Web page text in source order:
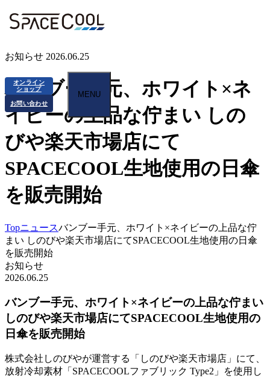
オンライン
ショップ
お問い合わせ
MENU
お知らせ 2026.06.25
バンブー手元、ホワイト×ネ
イビーの上品な佇まい しの
びや楽天市場店にて
SPACECOOL生地使用の日傘
を販売開始
Topニュースバンブー手元、ホワイト×ネイビーの上品な佇
まい しのびや楽天市場店にてSPACECOOL生地使用の日傘
を販売開始
お知らせ
2026.06.25
バンブー手元、ホワイト×ネイビーの上品な佇まい
しのびや楽天市場店にてSPACECOOL生地使用の
日傘を販売開始
株式会社しのびやが運営する「しのびや楽天市場店」にて、
放射冷却素材「SPACECOOLファブリック Type2」を使用し